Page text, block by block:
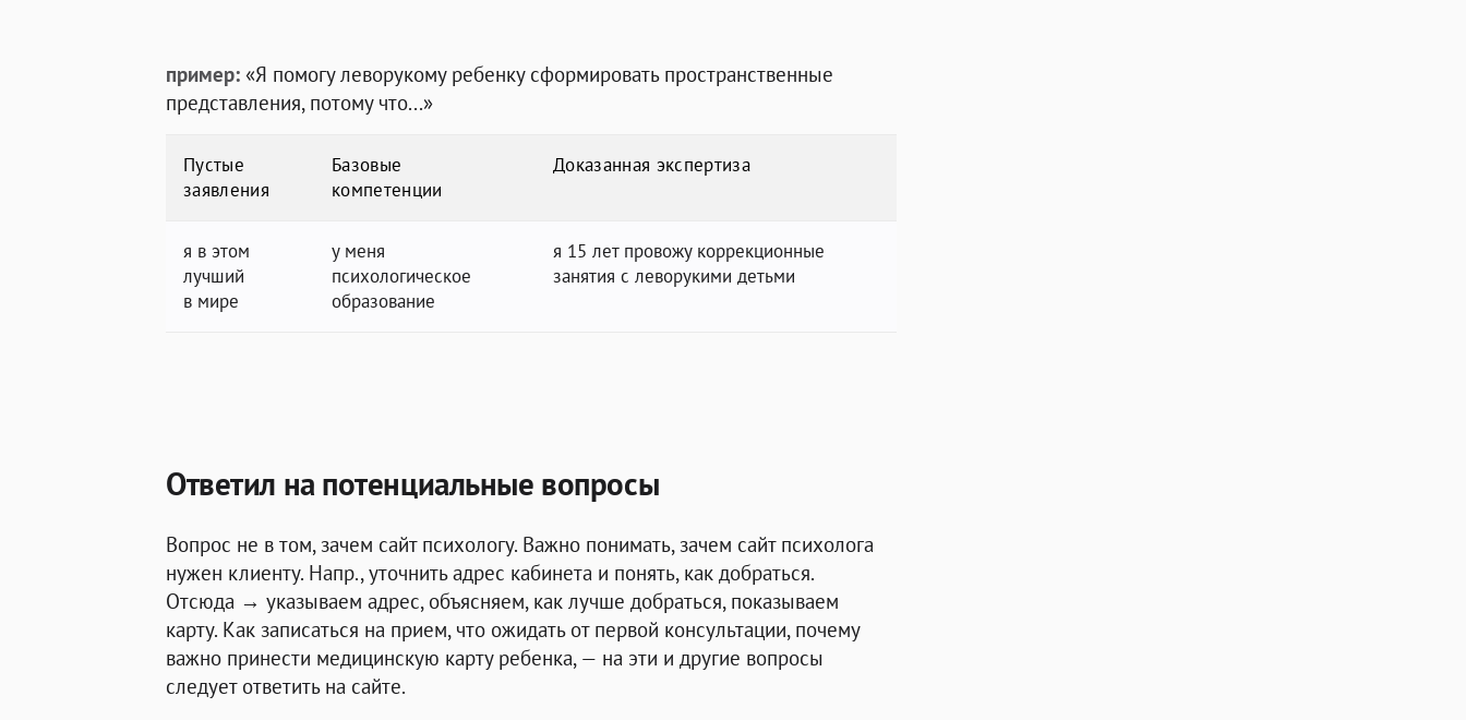
пример: «Я помогу леворукому ребенку сформировать пространственные
представления, потому что...»
Пустые
заявления
Базовые
компетенции
Доказанная экспертиза
я в этом
лучший
в мире
у меня
психологическое
образование
я 15 лет провожу коррекционные
занятия с леворукими детьми
Ответил на потенциальные вопросы
Вопрос не в том, зачем сайт психологу. Важно понимать, зачем сайт психолога
нужен клиенту. Напр., уточнить адрес кабинета и понять, как добраться.
Отсюда → указываем адрес, объясняем, как лучше добраться, показываем
карту. Как записаться на прием, что ожидать от первой консультации, почему
важно принести медицинскую карту ребенка, — на эти и другие вопросы
следует ответить на сайте.